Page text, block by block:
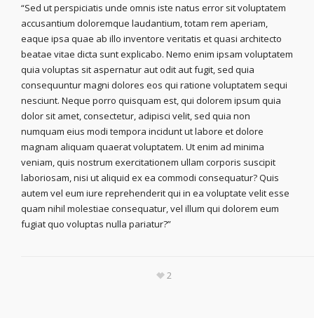
“Sed ut perspiciatis unde omnis iste natus error sit voluptatem
accusantium doloremque laudantium, totam rem aperiam,
eaque ipsa quae ab illo inventore veritatis et quasi architecto
beatae vitae dicta sunt explicabo. Nemo enim ipsam voluptatem
quia voluptas sit aspernatur aut odit aut fugit, sed quia
consequuntur magni dolores eos qui ratione voluptatem sequi
nesciunt. Neque porro quisquam est, qui dolorem ipsum quia
dolor sit amet, consectetur, adipisci velit, sed quia non
numquam eius modi tempora incidunt ut labore et dolore
magnam aliquam quaerat voluptatem. Ut enim ad minima
veniam, quis nostrum exercitationem ullam corporis suscipit
laboriosam, nisi ut aliquid ex ea commodi consequatur? Quis
autem vel eum iure reprehenderit qui in ea voluptate velit esse
quam nihil molestiae consequatur, vel illum qui dolorem eum
fugiat quo voluptas nulla pariatur?”
2